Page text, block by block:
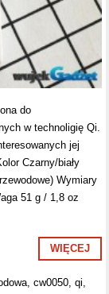
do
w technoligię Qi.
jej
Czarny/biały
Wymiary
51 g / 1,8 oz
WIĘCEJ
,cw0050 ,qi